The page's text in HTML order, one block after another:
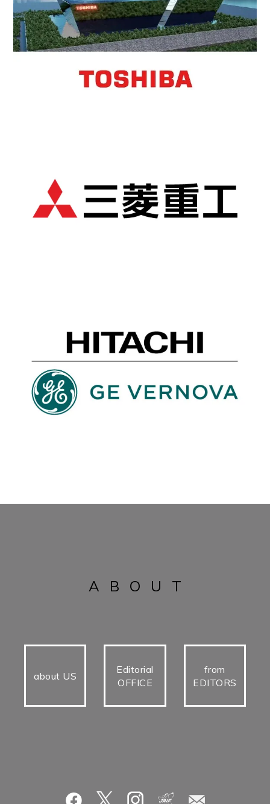
ABOUT
about US
Editorial
OFFICE
from
EDITORS